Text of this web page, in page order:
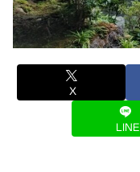
X
LINE